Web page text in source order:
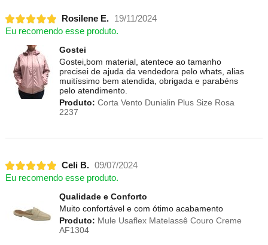
Rosilene E.
19/11/2024
Eu recomendo esse produto.
Gostei
Gostei,bom material, atentece ao tamanho
precisei de ajuda da vendedora pelo whats, alias
muitíssimo bem atendida, obrigada e parabéns
pelo atendimento.
Produto: Corta Vento Dunialin Plus Size Rosa
2237
Celi B. 09/07/2024
Eu recomendo esse produto.
Qualidade e Conforto
Muito confortável e com ótimo acabamento
Produto: Mule Usaflex Matelassê Couro Creme
AF1304